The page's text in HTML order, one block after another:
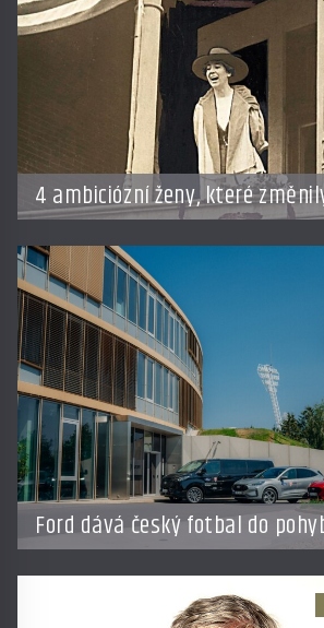
4 ambiciózní ženy, které
hru: Manželé je posílali do
Ford dává český fotbal do
novým partnerem FAČR